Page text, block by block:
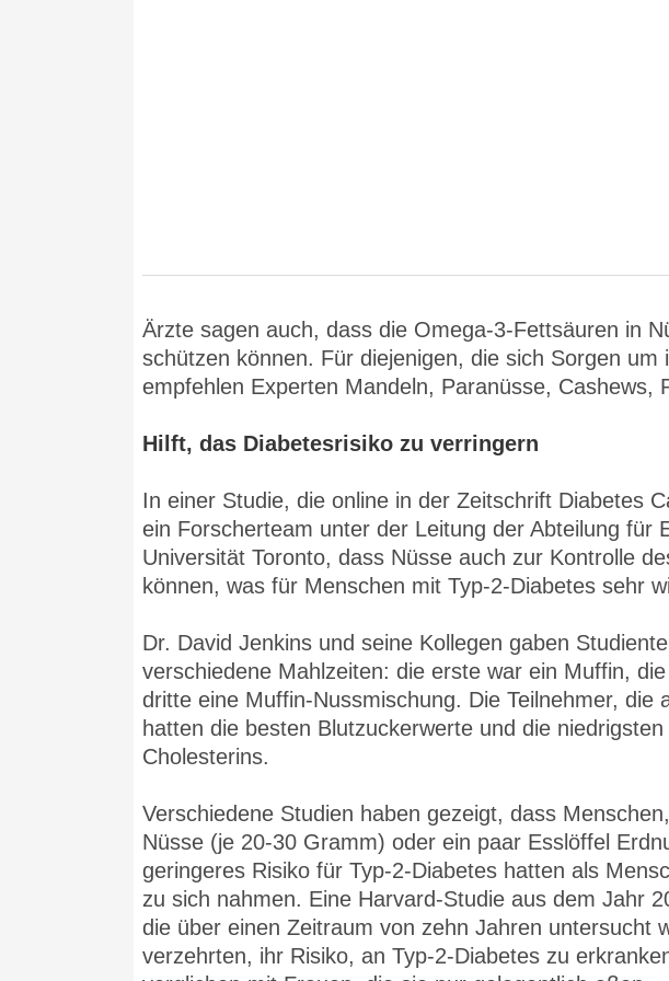
Ärzte sagen auch, dass die Omega-3-Fettsäuren in
schützen können. Für diejenigen, die sich Sorgen um
empfehlen Experten Mandeln, Paranüsse, Cashews,
Hilft, das Diabetesrisiko zu verringern
In einer Studie, die online in der Zeitschrift Diabetes
ein Forscherteam unter der Leitung der Abteilung für
Universität Toronto, dass Nüsse auch zur Kontrolle
können, was für Menschen mit Typ-2-Diabetes sehr
Dr. David Jenkins und seine Kollegen gaben
verschiedene Mahlzeiten: die erste war ein Muffin,
dritte eine Muffin-Nussmischung. Die Teilnehmer, die
hatten die besten Blutzuckerwerte und die
Cholesterins.
Verschiedene Studien haben gezeigt, dass
Nüsse (je 20-30 Gramm) oder ein paar Esslöffel
geringeres Risiko für Typ-2-Diabetes hatten als
zu sich nahmen. Eine Harvard-Studie aus dem Jahr
die über einen Zeitraum von zehn Jahren untersucht
verzehrten, ihr Risiko, an Typ-2-Diabetes zu